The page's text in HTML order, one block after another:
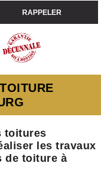
toitures
les travaux
de toiture à